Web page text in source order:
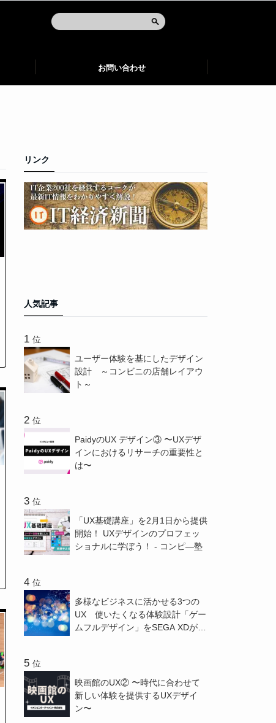
お問い合わせ
リンク
人気記事
位
ユーザー体験を基にしたデザイン
設計 ～コンビニの店舗レイアウ
ト～
位
PaidyのUX デザイン③ 〜UXデザ
インにおけるリサーチの重要性と
は〜
位
「UX基礎講座」を2月1日から提供
開始！ UXデザインのプロフェッ
ショナルに学ぼう！ - コンピ―塾
位
多様なビジネスに活かせる3つの
UX 使いたくなる体験設計「ゲー
ムフルデザイン」をSEGA XDが解
位
映画館のUX② 〜時代に合わせて
新しい体験を提供するUXデザイ
ン〜